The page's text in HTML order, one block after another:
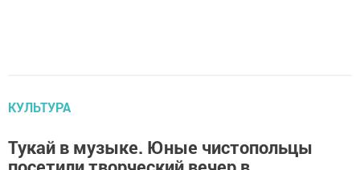
КУЛЬТУРА
Тукай в музыке. Юные чистопольцы